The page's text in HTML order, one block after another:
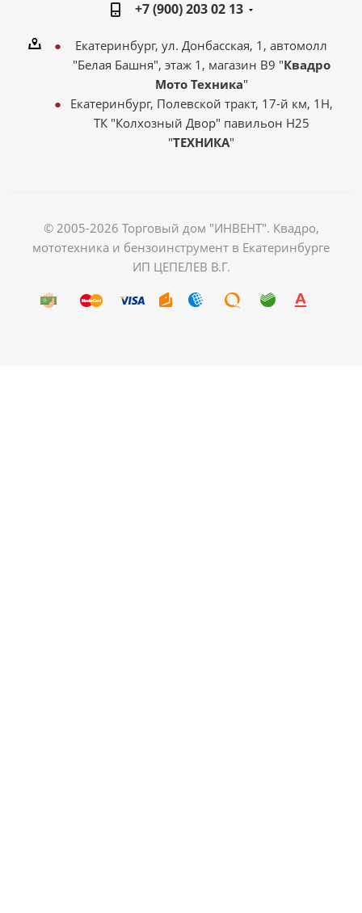
+7 (900) 203 02 13
Екатеринбург, ул. Донбасская, 1, автомолл
"Белая Башня", этаж 1, магазин В9 "Квадро
Мото Техника"
Екатеринбург, Полевской тракт, 17-й км, 1Н,
ТК "Колхозный Двор" павильон Н25
"ТЕХНИКА"
© 2005-2026 Торговый дом "ИНВЕНТ". Квадро,
мототехника и бензоинструмент в Екатеринбурге
ИП ЦЕПЕЛЕВ В.Г.